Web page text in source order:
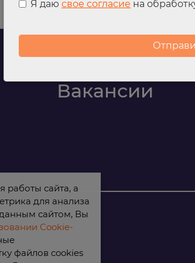
Вакансии
Я даю свое согласие на
работы сайта, а
для анализа
сайтом, Вы
Cookie-
файлов cookies